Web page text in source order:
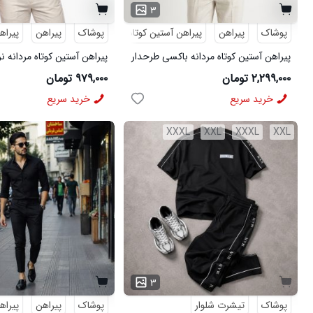
۳
پوشاک
پیراهن پیراهن آستین کوتاه
طرحدار
پیراهن آستین کوتاه مردانه باکسی طرحدار
لینن سبز مدل 50971
۲,۲۹۹,۰۰۰ تومان
خرید سریع
پوشاک
پیراهن
پیراهن آستین کوتاه مردانه
ویسکوز سبز مدل 50977
۹۷۹,۰۰۰ تومان
خرید سریع
XXL
XXXL
XXL
XXXL
۳
پوشاک
تیشرت شلوار
پوشاک
پیراهن